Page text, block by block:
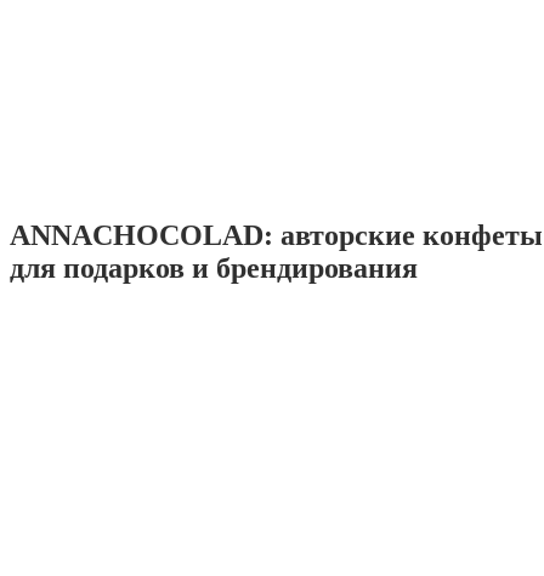
ANNACHOCOLAD: авторские
для подарков и брендирования